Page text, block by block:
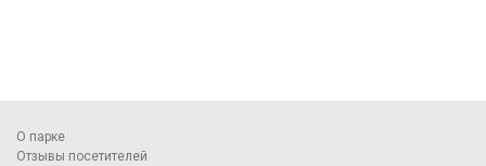
О парке
Отзывы посетителей